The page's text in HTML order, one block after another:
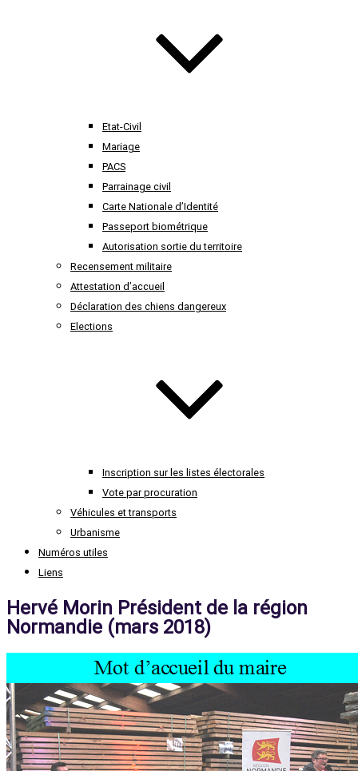
Etat-Civil
Mariage
PACS
Parrainage civil
Carte Nationale d’Identité
Passeport biométrique
Autorisation sortie du territoire
Recensement militaire
Attestation d’accueil
Déclaration des chiens dangereux
Elections
Inscription sur les listes électorales
Vote par procuration
Véhicules et transports
Urbanisme
Numéros utiles
Liens
Perrou – Orne
à la porte de la forêt d'Andaine
Hervé Morin Président de la région
Normandie (mars 2018)